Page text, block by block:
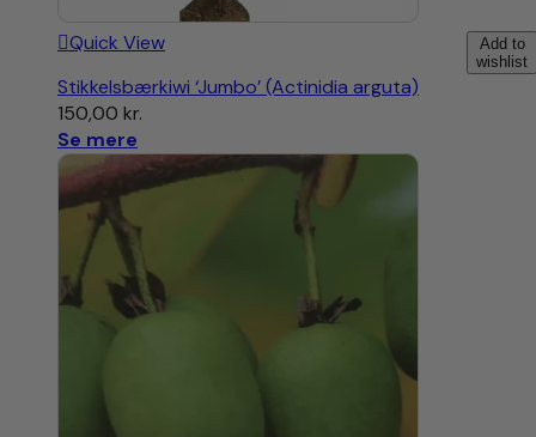
Add to
wishlist
Quick View
Stikkelsbærkiwi ‘Jumbo’ (Actinidia arguta)
150,00 kr.
Se mere